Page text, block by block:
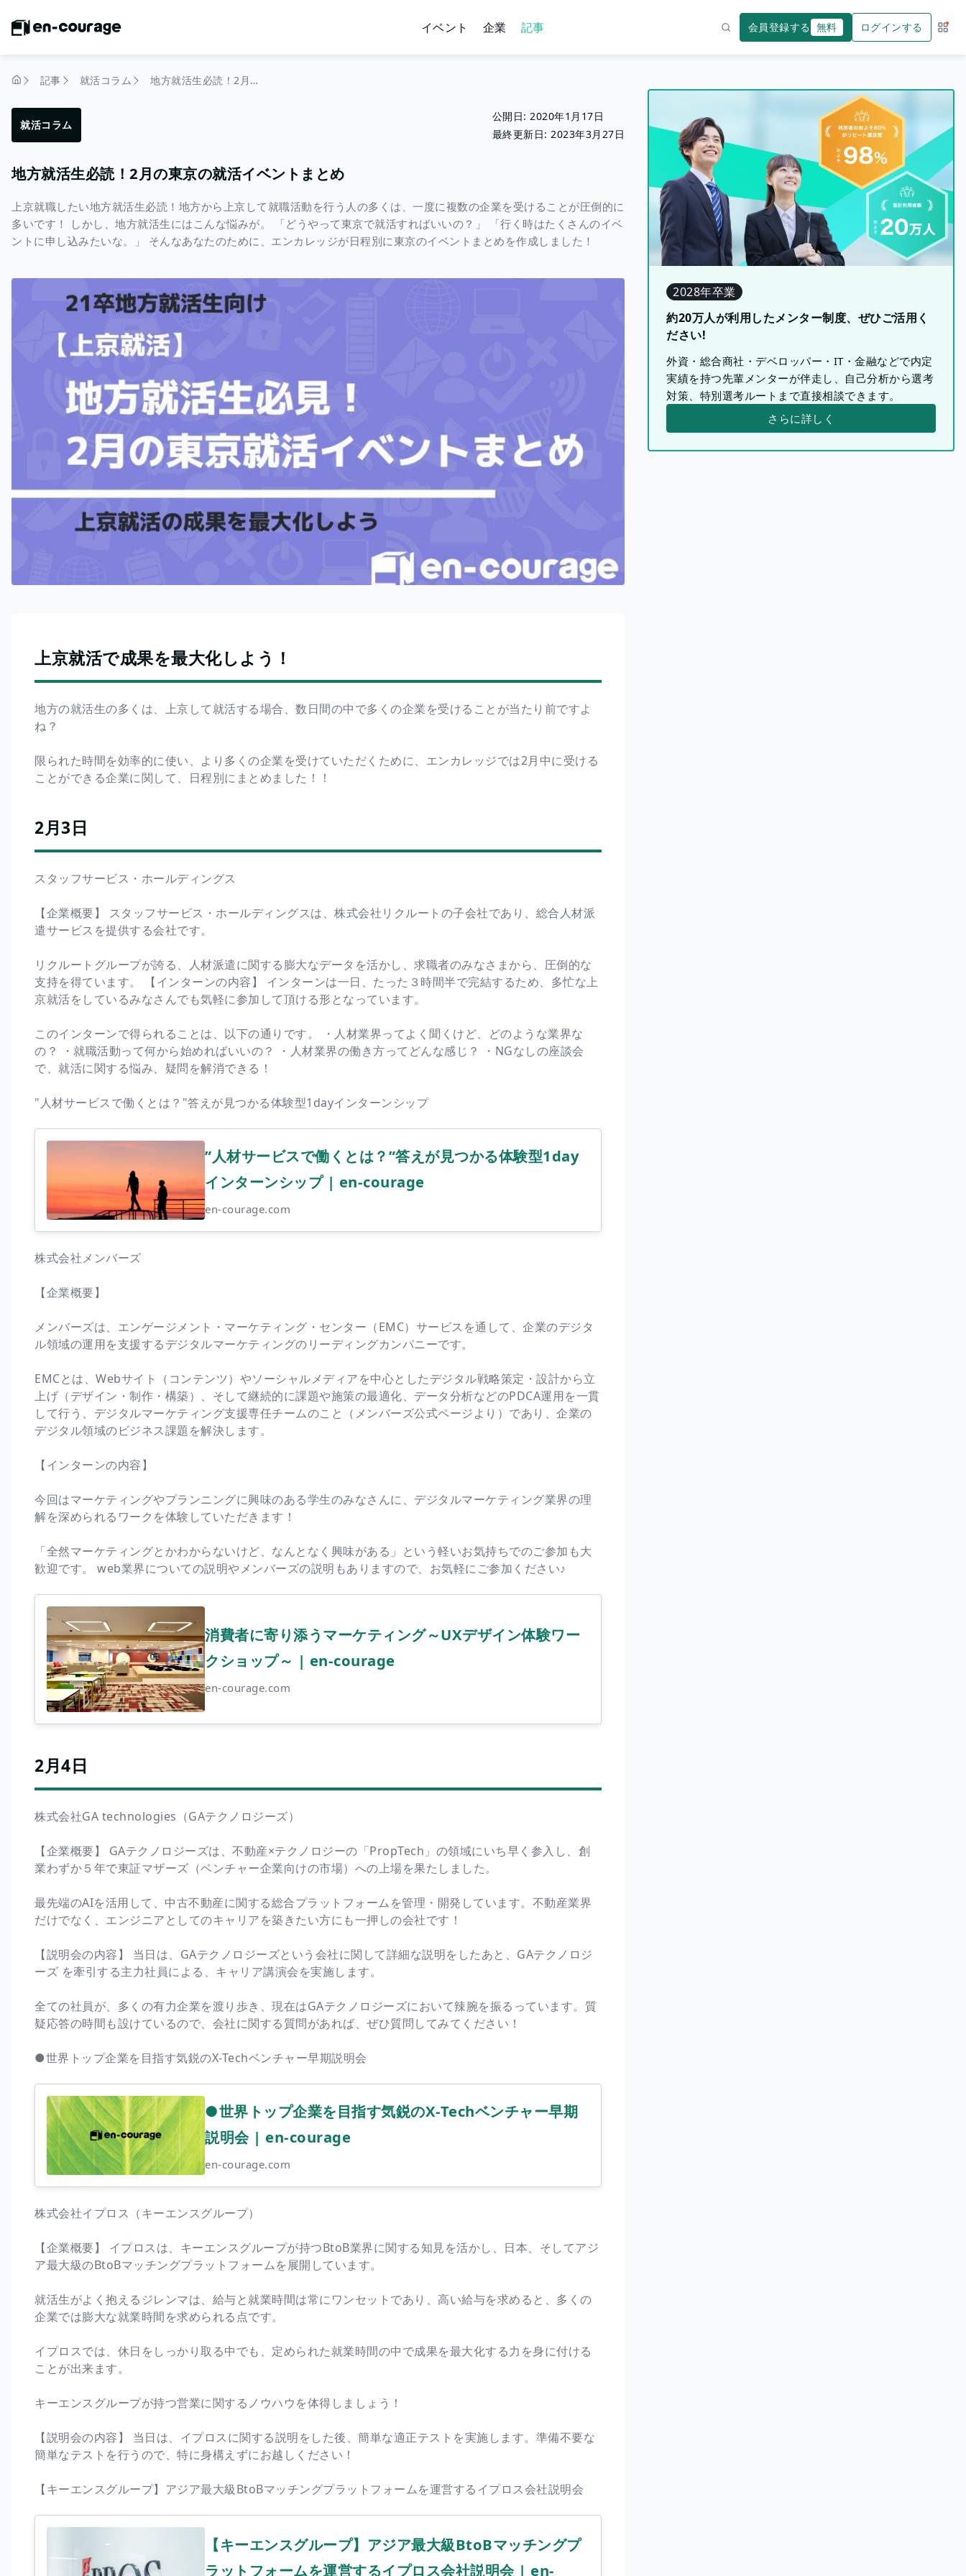
イベント 企業 記事 会員登録する 無料 ログインする サー
記事 就活コラム 地方就活生必読！2月の東京の就活イベントまとめ
就活コラム
公開日:2020年1月17日
最終更新日:2023年3月27日
地方就活生必読！2月の東京の就活イベントまとめ
上京就職したい地方就活生必読！地方から上京して就職活動を行う人の多くは、一度に複数の企業を受けることが圧倒的に
多いです！ しかし、地方就活生にはこんな悩みが。 「どうやって東京で就活すればいいの？」 「行く時はたくさんのイベ
ントに申し込みたいな。」 そんなあなたのために、エンカレッジが日程別に東京のイベントまとめを作成しました！
上京就活で成果を最大化しよう！
地方の就活生の多くは、上京して就活する場合、数日間の中で多くの企業を受けることが当たり前ですよ
ね？
限られた時間を効率的に使い、より多くの企業を受けていただくために、エンカレッジでは2月中に受ける
ことができる企業に関して、日程別にまとめました！！
2月3日
スタッフサービス・ホールディングス
【企業概要】 スタッフサービス・ホールディングスは、株式会社リクルートの子会社であり、総合人材派
遣サービスを提供する会社です。
リクルートグループが誇る、人材派遣に関する膨大なデータを活かし、求職者のみなさまから、圧倒的な
支持を得ています。 【インターンの内容】 インターンは一日、たった３時間半で完結するため、多忙な上
京就活をしているみなさんでも気軽に参加して頂ける形となっています。
このインターンで得られることは、以下の通りです。 ・人材業界ってよく聞くけど、どのような業界な
の？ ・就職活動って何から始めればいいの？ ・人材業界の働き方ってどんな感じ？ ・NGなしの座談会
で、就活に関する悩み、疑問を解消できる！
"人材サービスで働くとは？"答えが見つかる体験型1dayインターンシップ
”人材サービスで働くとは？”答えが見つかる体験型1day
インターンシップ | en-courage
en-courage.com
株式会社メンバーズ
【企業概要】
メンバーズは、エンゲージメント・マーケティング・センター（EMC）サービスを通して、企業のデジタ
ル領域の運用を支援するデジタルマーケティングのリーディングカンパニーです。
EMCとは、Webサイト（コンテンツ）やソーシャルメディアを中心としたデジタル戦略策定・設計から立
上げ（デザイン・制作・構築）、そして継続的に課題や施策の最適化、データ分析などのPDCA運用を一貫
して行う、デジタルマーケティング支援専任チームのこと（メンバーズ公式ページより）であり、企業の
デジタル領域のビジネス課題を解決します。
【インターンの内容】
今回はマーケティングやプランニングに興味のある学生のみなさんに、デジタルマーケティング業界の理
解を深められるワークを体験していただきます！
「全然マーケティングとかわからないけど、なんとなく興味がある」という軽いお気持ちでのご参加も大
歓迎です。 web業界についての説明やメンバーズの説明もありますので、お気軽にご参加ください♪
消費者に寄り添うマーケティング～UXデザイン体験ワー
クショップ～ | en-courage
en-courage.com
2月4日
株式会社GA technologies（GAテクノロジーズ）
【企業概要】 GAテクノロジーズは、不動産×テクノロジーの「PropTech」の領域にいち早く参入し、創
業わずか５年で東証マザーズ（ベンチャー企業向けの市場）への上場を果たしました。
最先端のAIを活用して、中古不動産に関する総合プラットフォームを管理・開発しています。不動産業界
だけでなく、エンジニアとしてのキャリアを築きたい方にも一押しの会社です！
【説明会の内容】 当日は、GAテクノロジーズという会社に関して詳細な説明をしたあと、GAテクノロジ
ーズ を牽引する主力社員による、キャリア講演会を実施します。
全ての社員が、多くの有力企業を渡り歩き、現在はGAテクノロジーズにおいて辣腕を振るっています。質
疑応答の時間も設けているので、会社に関する質問があれば、ぜひ質問してみてください！
●世界トップ企業を目指す気鋭のX-Techベンチャー早期説明会
●世界トップ企業を目指す気鋭のX-Techベンチャー早期
説明会 | en-courage
en-courage.com
株式会社イプロス（キーエンスグループ）
【企業概要】 イプロスは、キーエンスグループが持つBtoB業界に関する知見を活かし、日本、そしてアジ
ア最大級のBtoBマッチングプラットフォームを展開しています。
就活生がよく抱えるジレンマは、給与と就業時間は常にワンセットであり、高い給与を求めると、多くの
企業では膨大な就業時間を求められる点です。
イプロスでは、休日をしっかり取る中でも、定められた就業時間の中で成果を最大化する力を身に付ける
ことが出来ます。
キーエンスグループが持つ営業に関するノウハウを体得しましょう！
【説明会の内容】 当日は、イプロスに関する説明をした後、簡単な適正テストを実施します。準備不要な
簡単なテストを行うので、特に身構えずにお越しください！
【キーエンスグループ】アジア最大級BtoBマッチングプラットフォームを運営するイプロス会社説明会
【キーエンスグループ】アジア最大級BtoBマッチングプ
ラットフォームを運営するイプロス会社説明会 | en-
2028年卒業
約20万人が利用したメンター制度、ぜひご活用く
ださい!
外資・総合商社・デベロッパー・IT・金融などで内定
実績を持つ先輩メンターが伴走し、自己分析から選考
対策、特別選考ルートまで直接相談できます。
さらに詳しく